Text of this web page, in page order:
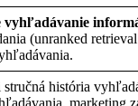
vyhľadávanie
(unranked
.
stručná história